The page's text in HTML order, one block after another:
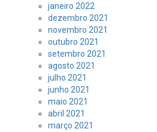
janeiro 2022
dezembro 2021
novembro 2021
outubro 2021
setembro 2021
agosto 2021
julho 2021
junho 2021
maio 2021
abril 2021
março 2021